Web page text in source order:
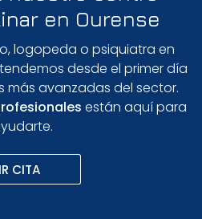
en Ourense
logopeda o psiquiatra en
desde el primer día
avanzadas del sector.
están aquí para
CITA